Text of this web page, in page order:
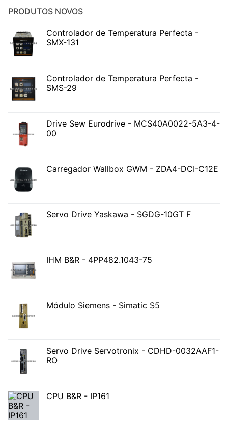
PRODUTOS NOVOS
Controlador de Temperatura Perfecta -
SMX-131
Controlador de Temperatura Perfecta -
SMS-29
Drive Sew Eurodrive - MCS40A0022-5A3-4-
00
Carregador Wallbox GWM - ZDA4-DCI-C12E
Servo Drive Yaskawa - SGDG-10GT F
IHM B&R - 4PP482.1043-75
Módulo Siemens - Simatic S5
Servo Drive Servotronix - CDHD-0032AAF1-
RO
CPU B&R - IP161